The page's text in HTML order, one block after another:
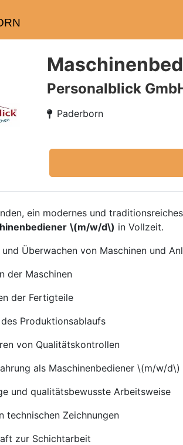
Personalblick
Paderborn
ein modernes und
\(m/w/d\) in Vollzeit.
und Überwachen von Maschinen und
der Maschinen
der Fertigteile
Produktionsablaufs
von Qualitätskontrollen
als Maschinenbediener \(m/w/
und qualitätsbewusste Arbeitsweise
technischen Zeichnungen
zur Schichtarbeit